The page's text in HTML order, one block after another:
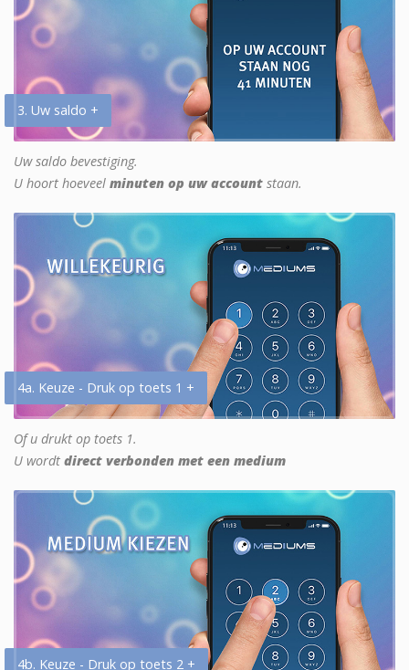
3. Uw saldo +
Uw saldo bevestiging.
U hoort hoeveel minuten op uw account staan.
4a. Keuze - Druk op toets 1 +
Of u drukt op toets 1.
U wordt direct verbonden met een medium
4b. Keuze - Druk op toets 2 +